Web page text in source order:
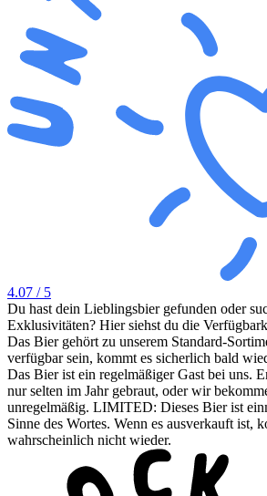
4.07 / 5
Du hast dein Lieblingsbier gefunden oder
Exklusivitäten? Hier siehst du die
Das Bier gehört zu unserem Standard-
verfügbar sein, kommt es sicherlich bald
Das Bier ist ein regelmäßiger Gast bei uns.
nur selten im Jahr gebraut, oder wir
unregelmäßig. LIMITED: Dieses Bier ist
Sinne des Wortes. Wenn es ausverkauft ist,
wahrscheinlich nicht wieder.